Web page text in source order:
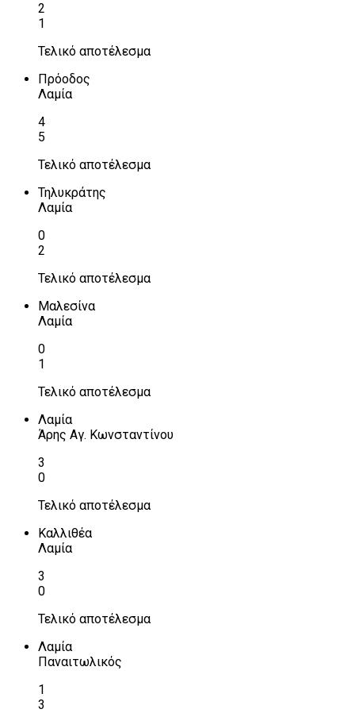
2
1
Τελικό αποτέλεσμα
Πρόοδος
Λαμία
4
5
Τελικό αποτέλεσμα
Τηλυκράτης
Λαμία
0
2
Τελικό αποτέλεσμα
Μαλεσίνα
Λαμία
0
1
Τελικό αποτέλεσμα
Λαμία
Άρης Αγ. Κωνσταντίνου
3
0
Τελικό αποτέλεσμα
Καλλιθέα
Λαμία
3
0
Τελικό αποτέλεσμα
Λαμία
Παναιτωλικός
1
3